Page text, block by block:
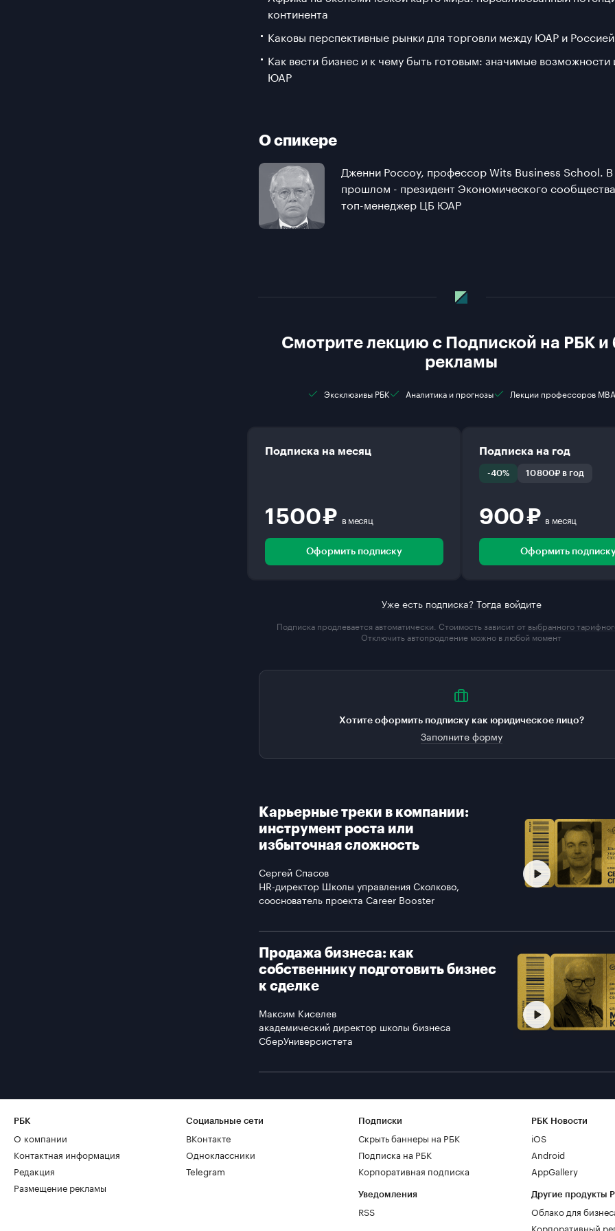
континента
Каковы перспективные рынки для торговли между ЮАР и Россией
Как вести бизнес и к чему быть готовым: значимые возможности
ЮАР
О спикере
Дженни Россоу, профессор Wits Business School. В
прошлом - президент Экономического
топ-менеджер ЦБ ЮАР
Смотрите лекцию с Подпиской на РБК и
рекламы
Эксклюзивы РБК Аналитика и прогнозы Лекции профессоров MBA
Подписка на месяц
1 500 ₽ в месяц
Оформить подписку
Подписка на год
-40% 10 800₽ в год
900 ₽ в месяц
Оформить
Уже есть подписка? Тогда войдите
Подписка продлевается автоматически. Стоимость зависит от выбранного
Отключить автопродление можно в любой момент
Хотите оформить подписку как юридическое лицо?
Заполните форму
Карьерные треки в компании:
инструмент роста или
избыточная сложность
Сергей Спасов
HR-директор Школы управления Сколково,
сооснователь проекта Career Booster
Продажа бизнеса: как
собственнику подготовить бизнес
к сделке
Максим Киселев
академический директор школы бизнеса
СберУниверсистета
РБК
О компании
Контактная информация
Редакция
Размещение рекламы
Социальные сети
ВКонтакте
Одноклассники
Telegram
Подписки
Скрыть баннеры на РБК
Подписка на РБК
Корпоративная подписка
Уведомления
RSS
РБК Новости
iOS
Android
AppGallery
Другие продукты
Облако для
Корпоративный